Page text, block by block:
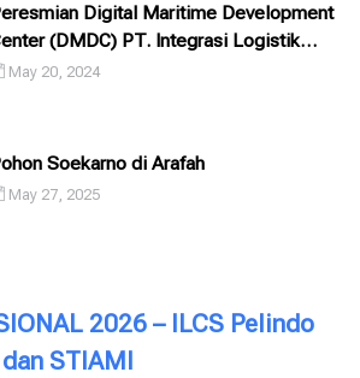
Digital Maritime Development
(DMDC) PT. Integrasi Logistik
Solusi (ILCS) / Pelindo Solusi
May 20, 2024
Soekarno di Arafah
May 27, 2025
2026 – ILCS Pelindo
STIAMI